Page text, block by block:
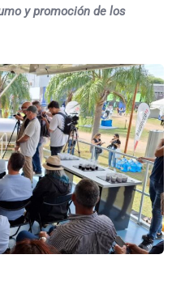
y promoción de los